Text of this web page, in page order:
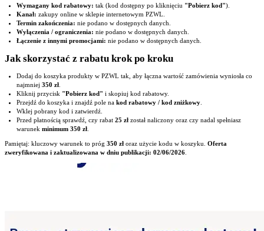
Wymagany kod rabatowy: tak (kod dostępny po kliknięciu "Pobierz kod").
Kanał: zakupy online w sklepie internetowym PZWL.
Termin zakończenia: nie podano w dostępnych danych.
Wyłączenia / ograniczenia: nie podano w dostępnych danych.
Łączenie z innymi promocjami: nie podano w dostępnych danych.
Jak skorzystać z rabatu krok po kroku
Dodaj do koszyka produkty w PZWL tak, aby łączna wartość zamówienia wyniosła co
najmniej 350 zł
Kliknij przycisk "Pobierz kod" i skopiuj kod rabatowy.
Przejdź do koszyka i znajdź pole na kod rabatowy / kod zniżkowy
Wklej pobrany kod i zatwierdź.
Przed płatnością sprawdź, czy rabat 25 zł został naliczony oraz czy nadal spełniasz
warunek minimum 350 zł
Pamiętaj: kluczowy warunek to próg 350 zł oraz użycie kodu w koszyku. Oferta
zweryfikowana i zaktualizowana w dniu publikacji: 02/06/2026